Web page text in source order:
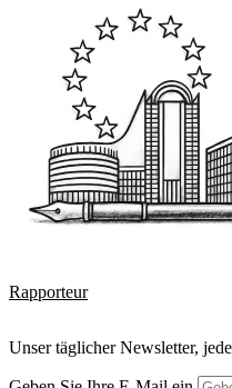
Rapporteur
Unser täglicher Newsletter,